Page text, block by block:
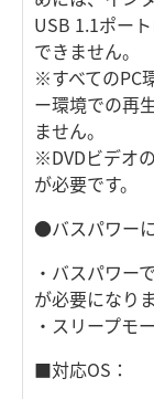
USB 1.1ポー
できません。
※すべてのPC
ー環境での再
ません。
※DVDビデオ
が必要です。
●バスパワー
・バスパワー
が必要になりま
・スリープモ
■対応OS：